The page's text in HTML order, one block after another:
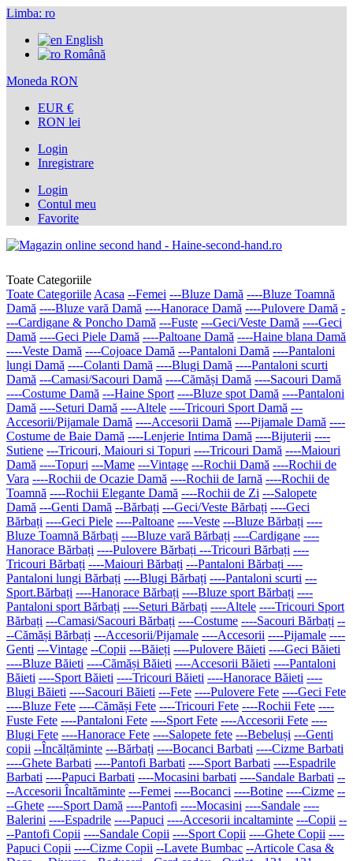
Limba: ro
English
Română
Moneda RON
EUR €
RON lei
Login
Inregistrare
Login
Contul meu
Favorite
Toate Categoriile
Toate Categoriile Acasa --Femei ---Bluze Damă ----Bluze Toamnă
Damă ----Bluze vară Damă ----Hanorace Damă ----Pulovere Damă -
---Cardigane & Poncho Damă ---Fuste ---Geci/Veste Damă ----Geci
Damă ----Geci Piele Damă ----Paltoane Damă ----Haine blana Damă
----Veste Damă ----Cojoace Damă ---Pantaloni Damă ----Pantaloni
lungi Damă ----Colanti Damă ----Blugi Damă ----Pantaloni scurti
Damă ---Camasi/Sacouri Damă ----Cămăși Damă ----Sacouri Damă
----Costume Damă ---Haine Sport ----Bluze spot Damă ----Pantaloni
Damă ----Seturi Damă ----Altele ----Tricouri Sport Damă ---
Accesorii/Pijamale Damă ----Accesorii Damă ----Pijamale Damă ----
Costume de Baie Damă ----Lenjerie Intima Damă ----Bijuterii ----
Sutiene ---Tricouri, Maiouri si Topuri ----Tricouri Damă ----Maiouri
Damă ----Topuri ---Mame ---Vintage ---Rochii Damă ----Rochii de
Vara ----Rochii de Ocazie Damă ----Rochii de Iarnă ----Rochii de
Toamnă ----Rochii Elegante Damă ----Rochii de Zi ---Salopete
Damă ---Genti Damă --Bărbați ---Geci/Veste Bărbați ----Geci
Bărbați ----Geci Piele ----Paltoane ----Veste ---Bluze Bărbați ----
Bluze Toamnă Bărbați ----Bluze vară Bărbați ----Cardigane ----
Hanorace Bărbați ----Pulovere Bărbați ---Tricouri Bărbați ----
Tricouri Bărbați ----Maiouri Bărbați ---Pantaloni Bărbați ----
Pantaloni lungi Bărbați ----Blugi Bărbați ----Pantaloni scurti ---
Sport.Bărbați ----Hanorace Bărbați ----Bluze sport Bărbați ----
Pantaloni sport Bărbați ----Seturi Bărbați ----Altele ----Tricouri Sport
Bărbați ---Camasi/Sacouri Bărbați ----Costume ----Sacouri Bărbați --
--Cămăși Bărbați ---Accesorii/Pijamale ----Accesorii ----Pijamale ----
Genti ---Vintage --Copii ---Băieți ----Pulovere Băieti ----Geci Băieti
----Bluze Băieti ----Cămăși Băieti ----Accesorii Băieti ----Pantaloni
Băieti ----Sport Băieti ----Tricouri Băieti ----Hanorace Băieti ----
Blugi Băieti ----Sacouri Băieti ---Fete ----Pulovere Fete ----Geci Fete
----Bluze Fete ----Cămăși Fete ----Tricouri Fete ----Rochii Fete ----
Fuste Fete ----Pantaloni Fete ----Sport Fete ----Accesorii Fete ----
Blugi Fete ----Hanorace Fete ----Salopete fete ---Bebeluși ---Genti
copii --Încălțăminte ---Bărbați ----Bocanci Barbati ----Cizme Barbati
----Ghete Barbati ----Pantofi Barbati ----Sport Barbati ----Espadrile
Barbati ----Papuci Barbati ----Mocasini barbati ----Sandale Barbati --
--Accesorii Încaltăminte ---Femei ----Bocanci ----Botine ----Cizme --
--Ghete ----Sport Damă ----Pantofi ----Mocasini ----Sandale ----
Balerini ----Espadrile ----Papuci ----Accesorii incaltaminte ---Copii --
--Pantofi Copii ----Sandale Copii ----Sport Copii ----Ghete Copii ----
Papuci Copii ----Cizme Copii --Lavete Bumbac --Articole Casa &